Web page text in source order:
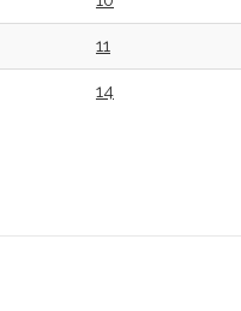
11
14